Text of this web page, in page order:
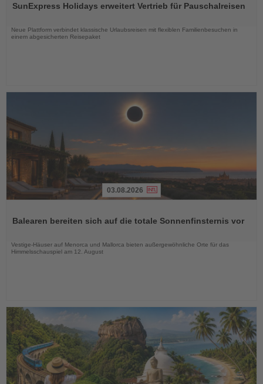
die
SunExpress Holidays erweitert Vertrieb für Pauschalreisen
Neue Plattform verbindet klassische Urlaubsreisen mit flexiblen Familienbesuchen in
einem abgesicherten Reisepaket
die
03.08.2026
Balearen bereiten sich auf die totale Sonnenfinsternis vor
Vestige-Häuser auf Menorca und Mallorca bieten außergewöhnliche Orte für das
Himmelsschauspiel am 12. August